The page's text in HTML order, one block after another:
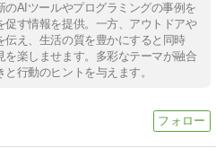
AIツールやプログラミングの事例を
す情報を提供。一方、アウトドアや
え、生活の質を豊かにすると同時
楽しませます。多彩なテーマが融合
行動のヒントを与えます。